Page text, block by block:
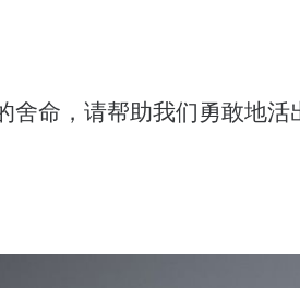
舍命，请帮助我们勇敢地